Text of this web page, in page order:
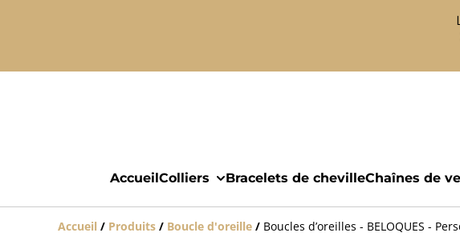
AccueilColliers Bracelets de chevilleChaînes de
Accueil / Produits / Boucle d'oreille / Boucles d’oreilles - BELOQUES -